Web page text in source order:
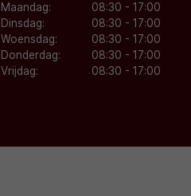
Maandag:
08:30 - 17:00
Dinsdag:
08:30 - 17:00
Woensdag:
08:30 - 17:00
Donderdag:
08:30 - 17:00
Vrijdag:
08:30 - 17:00